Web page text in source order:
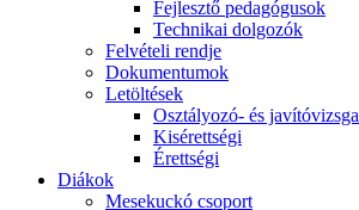
Fejlesztő pedagógusok
Technikai dolgozók
Felvételi rendje
Dokumentumok
Letöltések
Osztályozó- és javítóvizsga
Kisérettségi
Érettségi
Diákok
Mesekuckó csoport